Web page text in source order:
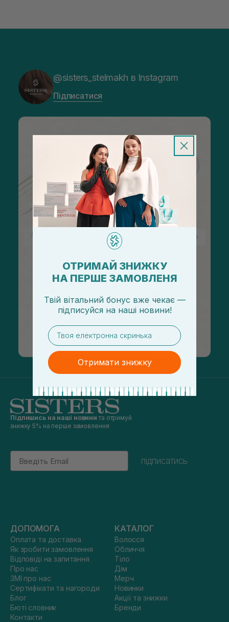
@sisters_stelmakh в Instagram
Підписатися
Підпишись на наші новини та отримуй
знижку 5% на перше замовлення
Email
підписатись
ДОПОМОГА
Оплата та доставка
Як зробити замовлення
Відповіді на запитання
Про нас
ЗМІ про нас
Сертифікати та нагороди
Блог
Бюті словник
Контакти
КАТАЛОГ
Волосся
Обличчя
Тіло
Дім
Мерч
Новинки
Акції та знижки
Бренди
ОТРИМАЙ ЗНИЖКУ
НА ПЕРШЕ ЗАМОВЛЕНЯ
Твій вітальний бонус вже чекає —
підписуйся на наші новини!
email
Отримати знижку